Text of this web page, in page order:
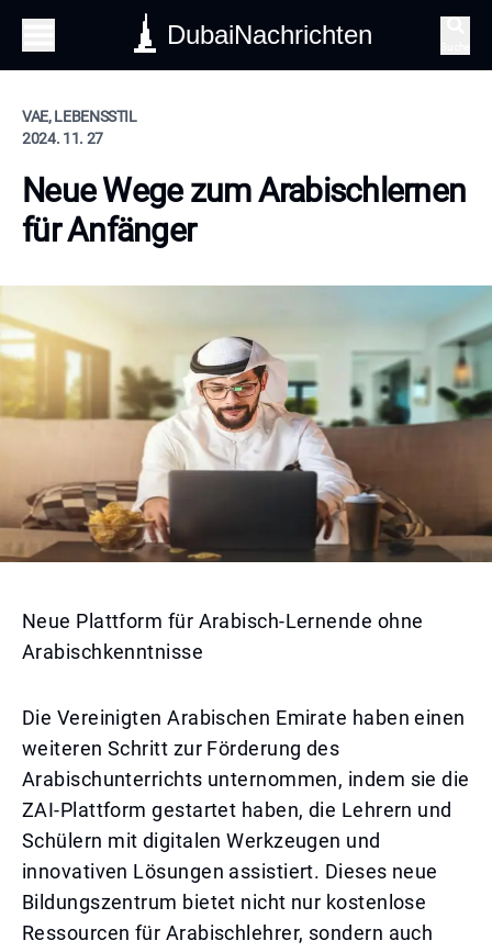
DubaiNachrichten
VAE, LEBENSSTIL
2024. 11. 27
Neue Wege zum Arabischlernen
für Anfänger
Neue Plattform für Arabisch-Lernende ohne
Arabischkenntnisse
Die Vereinigten Arabischen Emirate haben einen
weiteren Schritt zur Förderung des
Arabischunterrichts unternommen, indem sie die
ZAI-Plattform gestartet haben, die Lehrern und
Schülern mit digitalen Werkzeugen und
innovativen Lösungen assistiert. Dieses neue
Bildungszentrum bietet nicht nur kostenlose
Ressourcen für Arabischlehrer, sondern auch